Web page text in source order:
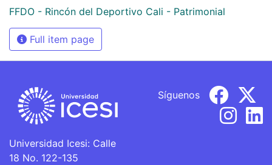
FFDO - Rincón del Deportivo Cali - Patrimonial
Full item page
Universidad Icesi: Calle
18 No. 122-135
Síguenos